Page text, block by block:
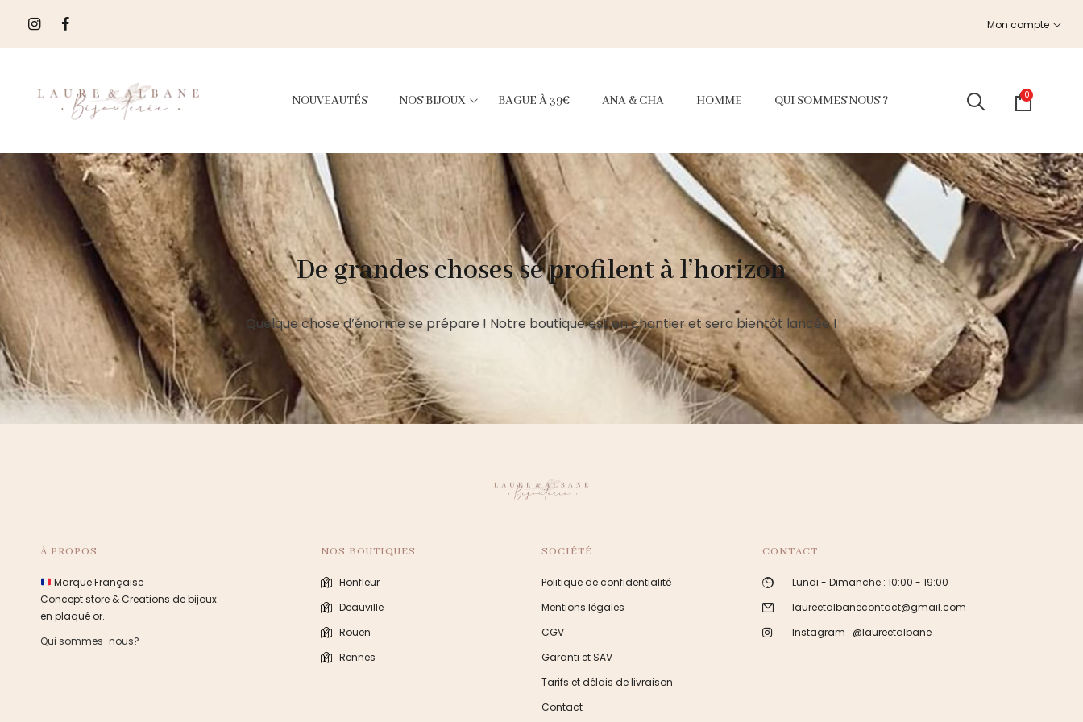
Mon compte
NOUVEAUTÉS NOS BIJOUX BAGUE À 39€ ANA & CHA HOMME QUI SOMMES NOUS ? 0
De grandes choses se profilent à l’horizon
Quelque chose d’énorme se prépare ! Notre boutique est en chantier et sera bientôt lancée !
À PROPOS
Marque Française
Concept store & Creations de bijoux
en plaqué or.
Qui sommes-nous?
NOS BOUTIQUES
Honfleur
Deauville
Rouen
Rennes
SOCIÉTÉ
Politique de confidentialité
Mentions légales
CGV
Garanti et SAV
Tarifs et délais de livraison
Contact
CONTACT
Lundi - Dimanche : 10:00 - 19:00
laureetalbanecontact@gmail.com
Instagram : @laureetalbane